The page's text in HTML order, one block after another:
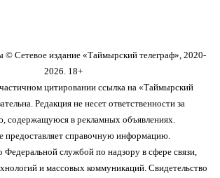
Сетевое издание «Таймырский телеграф», 2020-
2026. 18+
цитировании ссылка на «Таймырский
Редакция не несет ответственности за
содержащуюся в рекламных объявлениях.
предоставляет справочную информацию.
Федеральной службой по надзору в сфере связи,
и массовых коммуникаций. Свидетельство